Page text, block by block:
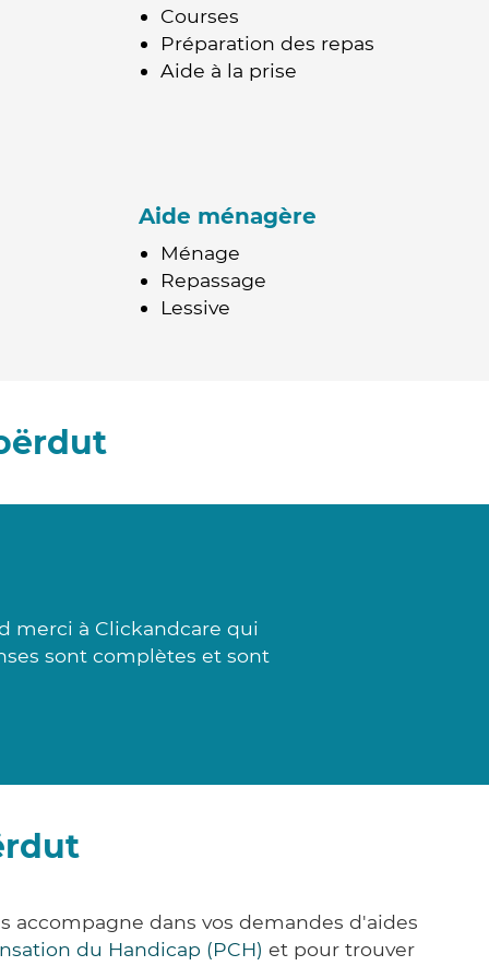
Courses
Préparation des repas
Aide à la prise
Aide ménagère
Ménage
Repassage
Lessive
merci à Clickandcare qui
sont complètes et sont
accompagne dans vos demandes d'aides
du Handicap (PCH) et pour trouver